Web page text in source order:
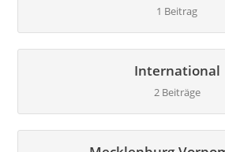
1 Beitrag
International
2 Beiträge